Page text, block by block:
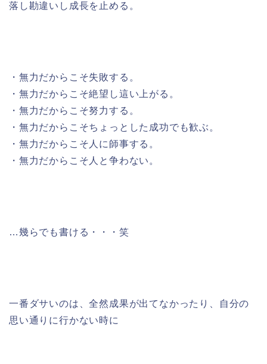
落し勘違いし成長を止める。
・無力だからこそ失敗する。
・無力だからこそ絶望し這い上がる。
・無力だからこそ努力する。
・無力だからこそちょっとした成功でも歓ぶ。
・無力だからこそ人に師事する。
・無力だからこそ人と争わない。
…幾らでも書ける・・・笑
一番ダサいのは、全然成果が出てなかったり、自分の
思い通りに行かない時に